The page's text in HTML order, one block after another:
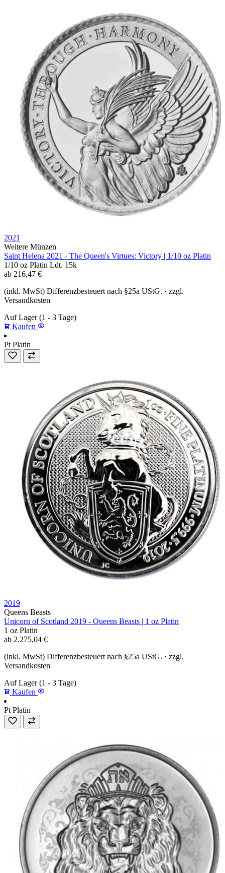
2021
Weitere Münzen
Saint Helena 2021 - The Queen's Virtues: Victory | 1/10 oz Platin
1/10 oz Platin Ldt. 15k
ab 216,47 €
(inkl. MwSt) Differenzbesteuert nach §25a UStG. · zzgl.
Versandkosten
Auf Lager (1 - 3 Tage)
Kaufen
Pt Platin
2019
Queens Beasts
Unicorn of Scotland 2019 - Queens Beasts | 1 oz Platin
1 oz Platin
ab 2.275,04 €
(inkl. MwSt) Differenzbesteuert nach §25a UStG. · zzgl.
Versandkosten
Auf Lager (1 - 3 Tage)
Kaufen
Pt Platin